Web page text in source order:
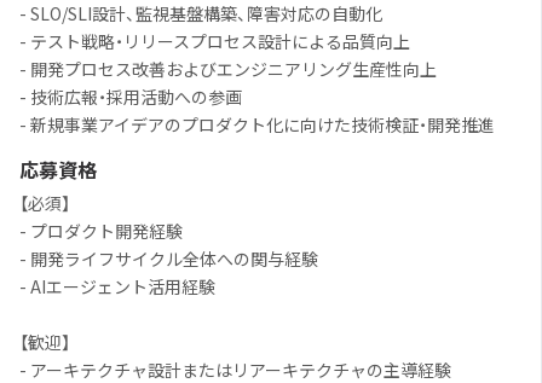
- SLO/SLI設計、監視基盤構築、障害対応の自動化
- テスト戦略・リリースプロセス設計による品質向上
- 開発プロセス改善およびエンジニアリング生産性向上
- 技術広報・採用活動への参画
- 新規事業アイデアのプロダクト化に向けた技術検証・開発推進
応募資格
【必須】
- プロダクト開発経験
- 開発ライフサイクル全体への関与経験
- AIエージェント活用経験
【歓迎】
- アーキテクチャ設計またはリアーキテクチャの主導経験